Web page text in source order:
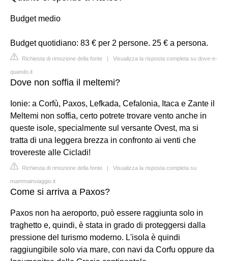
Budget medio
Budget quotidiano: 83 € per 2 persone. 25 € a persona.
Richiesta di rimozione della fonte | Visualizza la risposta completa su dove-e-
quando.it
Dove non soffia il meltemi?
Ionie: a Corfù, Paxos, Lefkada, Cefalonia, Itaca e Zante il
Meltemi non soffia, certo potrete trovare vento anche in
queste isole, specialmente sul versante Ovest, ma si
tratta di una leggera brezza in confronto ai venti che
trovereste alle Cicladi!
Richiesta di rimozione della fonte | Visualizza la risposta completa su
mammainviaggio.it
Come si arriva a Paxos?
Paxos non ha aeroporto, può essere raggiunta solo in
traghetto e, quindi, è stata in grado di proteggersi dalla
pressione del turismo moderno. L'isola è quindi
raggiungibile solo via mare, con navi da Corfu oppure da